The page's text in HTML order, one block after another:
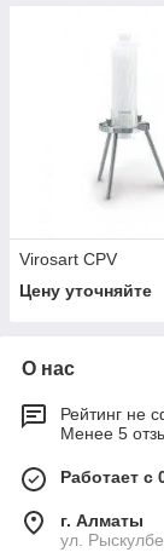
Virosart CPV
Цену уточняйте
О нас
Рейтинг не
Менее 5
Работает с
г. Алматы
ул.